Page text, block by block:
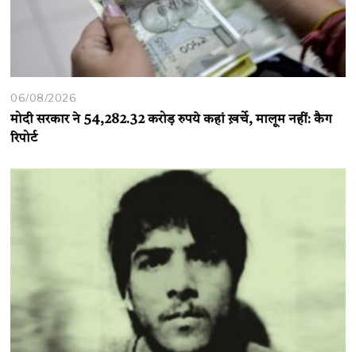
06/08/2026
मोदी सरकार ने 54,282.32 करोड़ रुपये कहां ख़र्चे, मालूम नहीं: कैग
रिपोर्ट